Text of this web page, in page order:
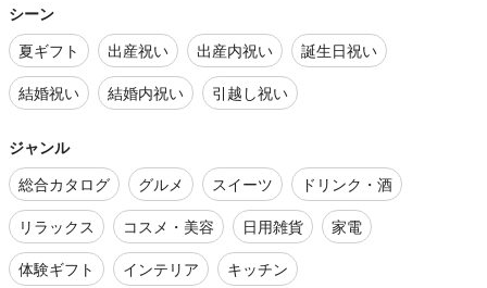
シーン
夏ギフト
出産祝い 出産内祝い
誕生日祝い
結婚祝い
結婚内祝い 引越し祝い
ジャンル
総合カタログ
グルメ スイーツ
ドリンク・酒
リラックス
コスメ・美容 日用雑貨
家電
体験ギフト
インテリア キッチン